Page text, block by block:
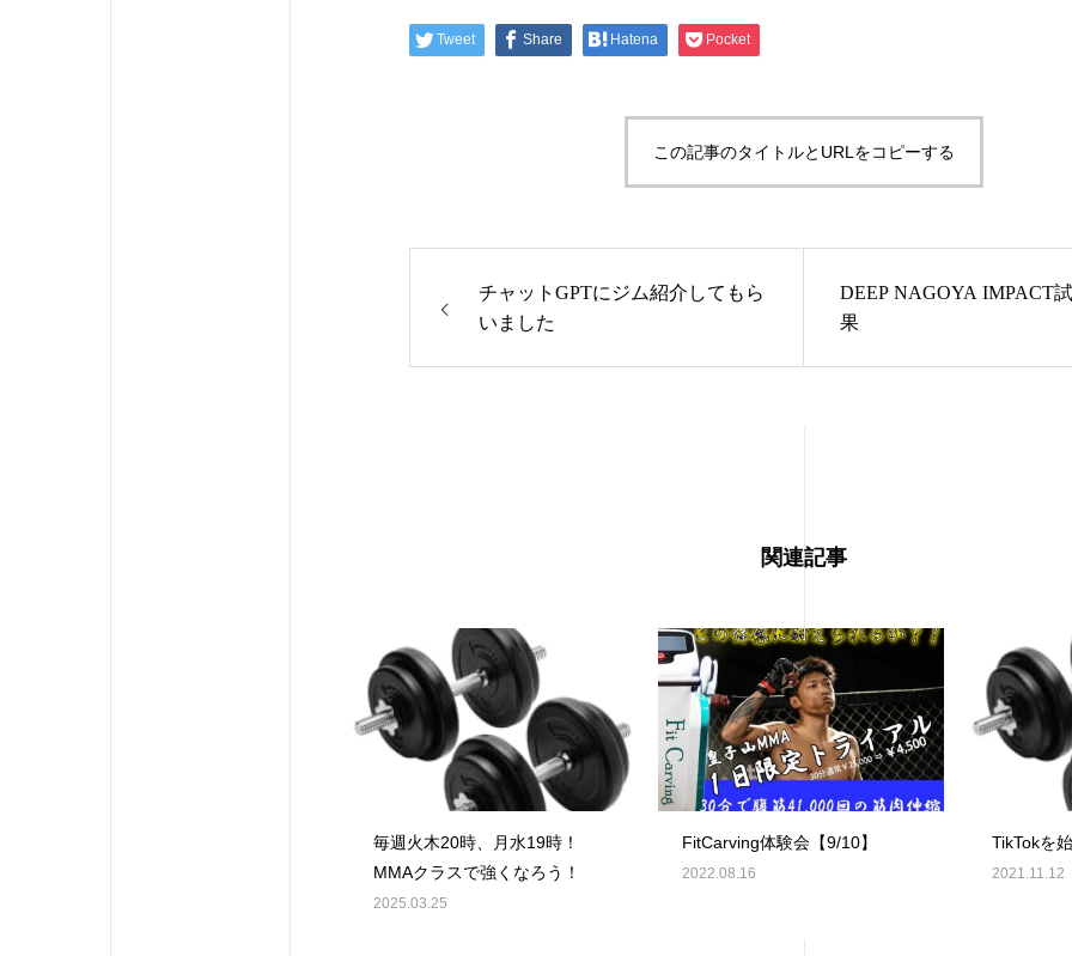
Tweet Share Hatena Pocket
この記事のタイトルとURLをコピーする
チャットGPTにジム紹介してもら
いました
DEEP NAGOYA IMPACT
果
関連記事
毎週火木20時、月水19時！
MMAクラスで強くなろう！
2025.03.25
FitCarving体験会【9/10】
2022.08.16
TikTokを
2021.11.12